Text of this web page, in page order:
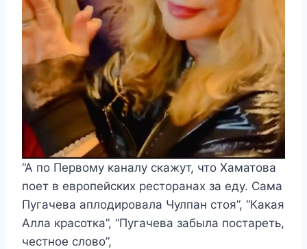
“А по Первому каналу скажут, что Хаматова
поет в европейских ресторанах за еду. Сама
Пугачева аплодировала Чулпан стоя”, “Какая
Алла красотка”, “Пугачева забыла постареть,
честное слово”,